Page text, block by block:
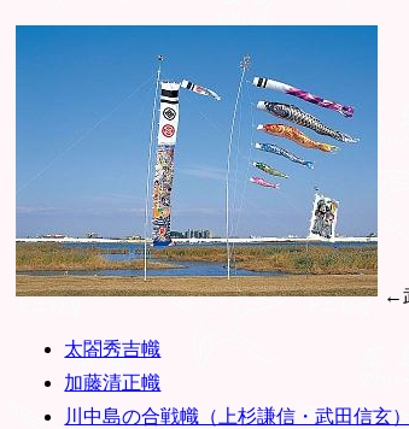
←
太閤秀吉幟
加藤清正幟
川中島の合戦幟（上杉謙信・武田信玄）